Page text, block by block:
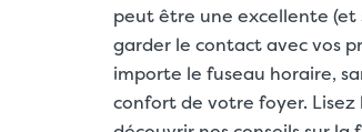
peut être une excellente (et
garder le contact avec vos
importe le fuseau horaire,
confort de votre foyer. Lisez